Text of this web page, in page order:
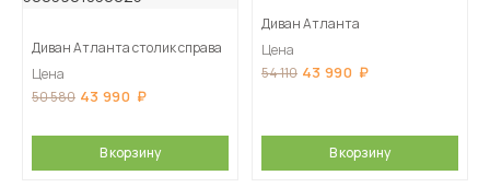
Диван Атланта столик справа
Цена
50 580 43 990
В корзину
Диван Атланта
Цена
54 110 43 990
В корзину